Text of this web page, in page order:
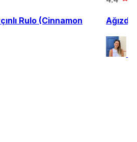
Rulo (Cinnamon